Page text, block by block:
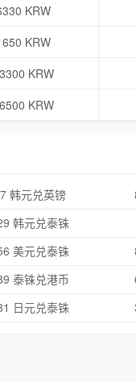
KRW
KRW
KRW
KRW
韩元兑英镑
韩元兑泰铢
美元兑泰铢
泰铢兑港币
日元兑泰铢